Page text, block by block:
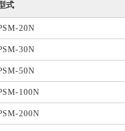
式
20N
30N
50N
100N
200N